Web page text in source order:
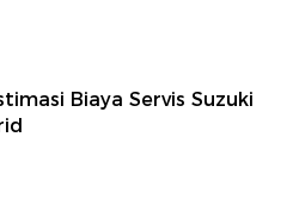
Biaya Servis Suzuki